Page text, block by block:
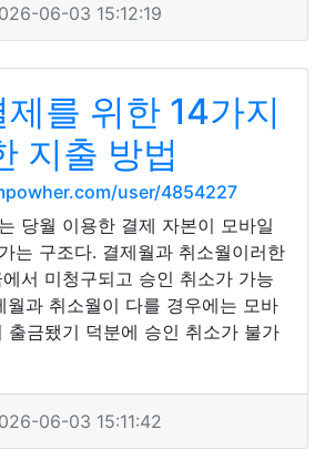
06-03 15:12:19
를 위한 14가지
지출 방법
user/4854227
당월 이용한 결제 자본이 모바일
는 구조다. 결제월과 취소월이러한
서 미청구되고 승인 취소가 가능
월과 취소월이 다를 경우에는 모바
출금됐기 덕분에 승인 취소가 불가
06-03 15:11:42